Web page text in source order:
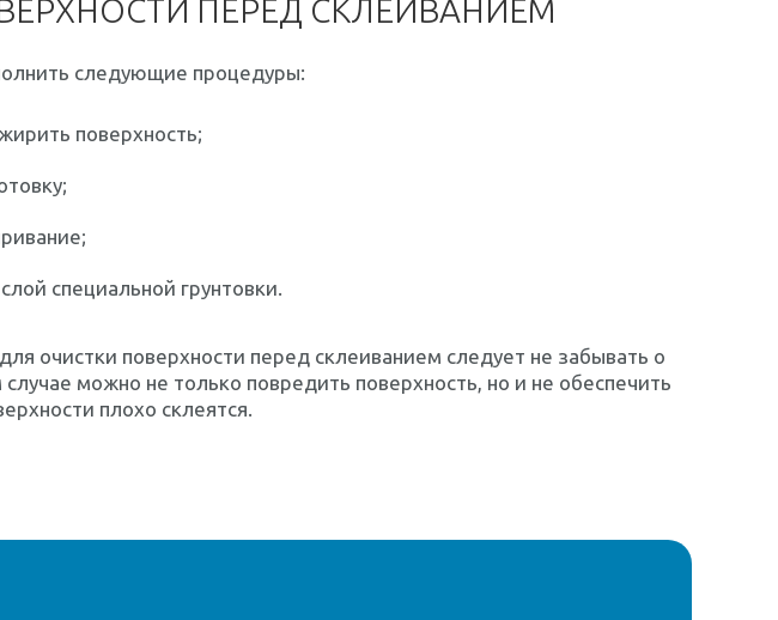
ПЕРЕД СКЛЕИВАНИЕМ
следующие процедуры:
поверхность;
специальной грунтовки.
очистки поверхности перед склеиванием следует не забывать о
можно не только повредить поверхность, но и не обеспечить
плохо склеятся.